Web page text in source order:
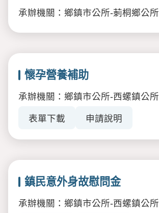
承辦機關：鄉鎮市公所-莿桐鄉公所
懷孕營養補助
承辦機關：鄉鎮市公所-西螺鎮公所
表單下載 申請說明
鎮民意外身故慰問金
承辦機關：鄉鎮市公所-西螺鎮公所